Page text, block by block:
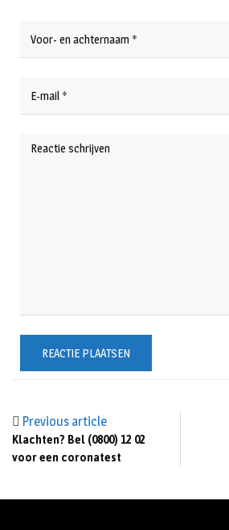
Previous article
Klachten? Bel (0800) 12 02
voor een coronatest